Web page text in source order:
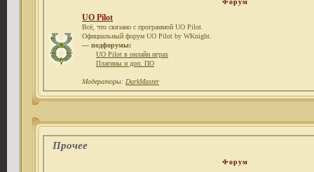
Форум
UO Pilot
Всё, что связано с программой UO Pilot.
Официальный форум UO Pilot by WKnight.
— подфорумы:
UO Pilot в онлайн играх
Плагины и доп. ПО
Модераторы: DarkMaster
Прочее
Форум